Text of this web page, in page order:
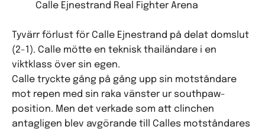
Calle Ejnestrand Real Fighter Arena
Tyvärr förlust för Calle Ejnestrand på delat domslut
(2-1). Calle mötte en teknisk thailändare i en
viktklass över sin egen.
Calle tryckte gång på gång upp sin motståndare
mot repen med sin raka vänster ur southpaw-
position. Men det verkade som att clinchen
antagligen blev avgörande till Calles motståndares